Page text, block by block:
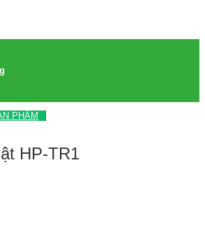
PHẨM
HP-TR1